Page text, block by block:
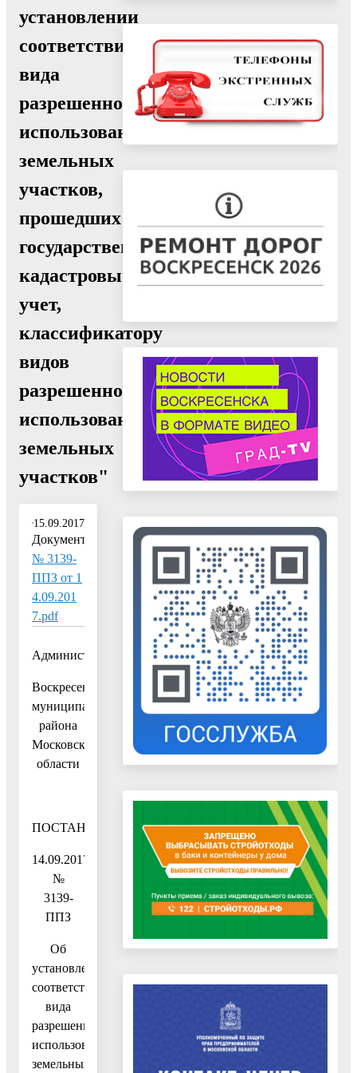
установлении
соответствия
вида
разрешенного
использования
земельных
участков,
прошедших
государственный
кадастровый
учет,
классификатору
видов
разрешенного
использования
земельных
участков"
15.09.2017
Документ:
№ 3139-
ППЗ от 1
4.09.201
7.pdf
Администрация
Воскресенского
муниципального
района
Московской
области
ПОСТАНОВЛЕНИЕ
14.09.2017
№
3139-
ППЗ
Об
установлении
соответствия
вида
разрешенного
использования
земельных